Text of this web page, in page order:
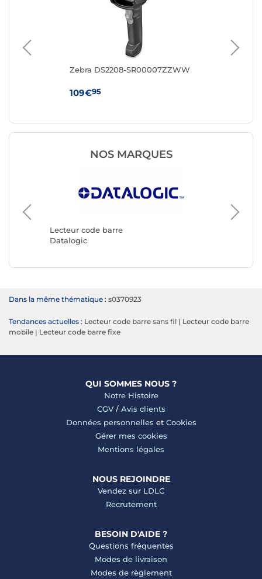
Zebra DS2208-SR00007ZZWW
109€95
NOS MARQUES
Lecteur code barre
Datalogic
Lecteur
Dans la même thématique : s0370923
Tendances actuelles : Lecteur code barre sans fil | Lecteur code barre
mobile | Lecteur code barre fixe
QUI SOMMES NOUS ?
Notre Histoire
CGV/ Avis clients
Données personnelles et Cookies
Gérer mes cookies
Mentions légales
NOUS REJOINDRE
Vendez sur LDLC
Recrutement
BESOIN D'AIDE ?
Questions fréquentes
Modes de livraison
Modes de règlement